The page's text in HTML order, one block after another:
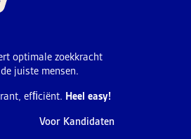
optimale zoekkracht
juiste mensen.
efﬁciënt. Heel easy!
Voor Kandidaten